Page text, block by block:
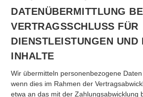
DATENÜBERMITTLUNG
VERTRAGSSCHLUSS FÜR
DIENSTLEISTUNGEN UND
INHALTE
Wir übermitteln personenbezogene
wenn dies im Rahmen der
etwa an das mit der Zahlungsabwicklung